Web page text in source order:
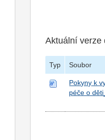
Aktuální verze
Typ Soubor
Pokyny k
péče o